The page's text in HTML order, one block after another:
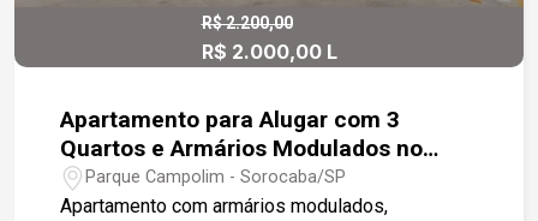
R$ 2.200,00
R$ 2.000,00 L
Apartamento para Alugar com 3
Quartos e Armários Modulados no
Condomínio Barão de Iguatemi,
Sorocaba/SP
Parque Campolim - Sorocaba/SP
Apartamento com armários modulados,